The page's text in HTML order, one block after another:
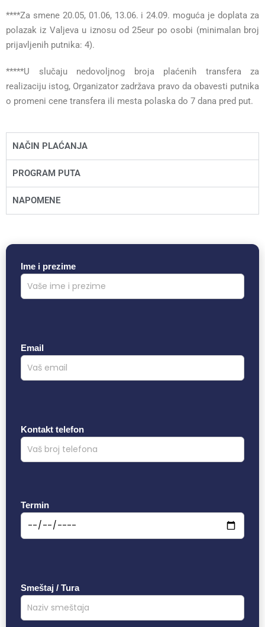
****Za smene 20.05, 01.06, 13.06. i 24.09. moguća je doplata za
polazak iz Valjeva u iznosu od 25eur po osobi (minimalan broj
prijavljenih putnika: 4).
*****U slučaju nedovoljnog broja plaćenih transfera za
realizaciju istog, Organizator zadržava pravo da obavesti putnika
o promeni cene transfera ili mesta polaska do 7 dana pred put.
NAČIN PLAĆANJA
PROGRAM PUTA
NAPOMENE
Ime i prezime
Email
Kontakt telefon
Termin
Smeštaj / Tura